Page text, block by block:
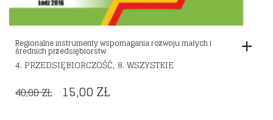
Regionalne instrumenty wspomagania rozwoju małych i
średnich przedsiębiorstw
4. PRZEDSIĘBIORCZOŚĆ, 8. WSZYSTKIE
40,00ZŁ ORIGINAL
15,00ZŁCURRENT